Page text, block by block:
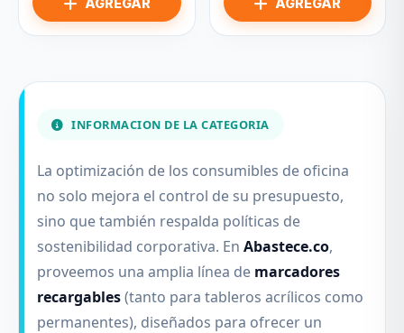
INFORMACION DE LA CATEGORIA
La optimización de los consumibles de oficina
no solo mejora el control de su presupuesto,
sino que también respalda políticas de
sostenibilidad corporativa. En Abastece.co,
proveemos una amplia línea de marcadores
recargables(tanto para tableros acrílicos como
permanentes), diseñados para ofrecer un